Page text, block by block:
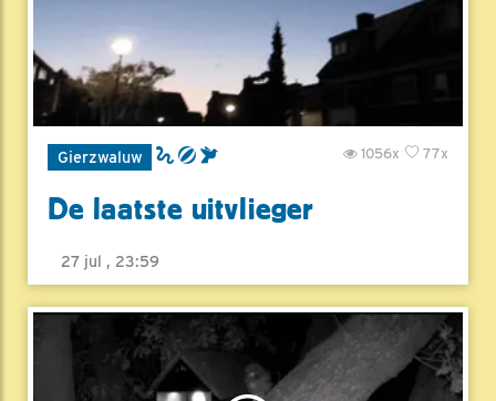
Gierzwaluw 77x
1056x
De laatste uitvlieger
27 jul , 23:59